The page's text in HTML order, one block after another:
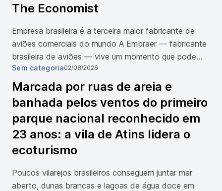
The Economist
Empresa brasileira é a terceira maior fabricante de
aviões comerciais do mundo A Embraer — fabricante
brasileira de aviões — vive um momento que pode
representar sua melhor oportunidade em décadas
para desafiar o domínio de Airbus e Boeing no
mercado global de aviação comercial, avalia a revista
britânica The Economist. Em artigo publicado na
quinta-feira (30/7), a revista afirma que, […]
Sem categoria02/08/2026
Marcada por ruas de areia e
banhada pelos ventos do primeiro
parque nacional reconhecido em
23 anos: a vila de Atins lidera o
ecoturismo
Poucos vilarejos brasileiros conseguem juntar mar
aberto, dunas brancas e lagoas de água doce em